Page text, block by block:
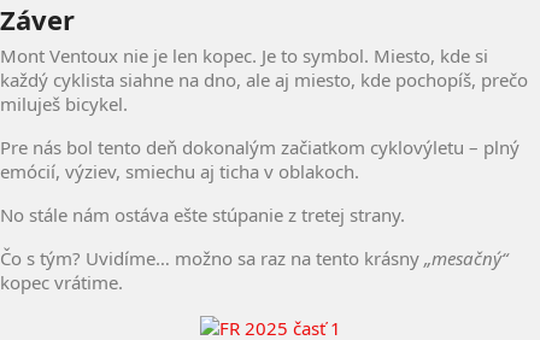
Záver
Mont Ventoux nie je len kopec. Je to symbol. Miesto, kde si
každý cyklista siahne na dno, ale aj miesto, kde pochopíš, prečo
miluješ bicykel.
Pre nás bol tento deň dokonalým začiatkom cyklovýletu – plný
emócií, výziev, smiechu aj ticha v oblakoch.
No stále nám ostáva ešte stúpanie z tretej strany.
Čo s tým? Uvidíme… možno sa raz na tento krásny „mesačný“
kopec vrátime.